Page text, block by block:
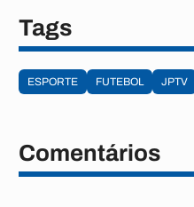
Tags
ESPORTE FUTEBOL JPTV
Comentários